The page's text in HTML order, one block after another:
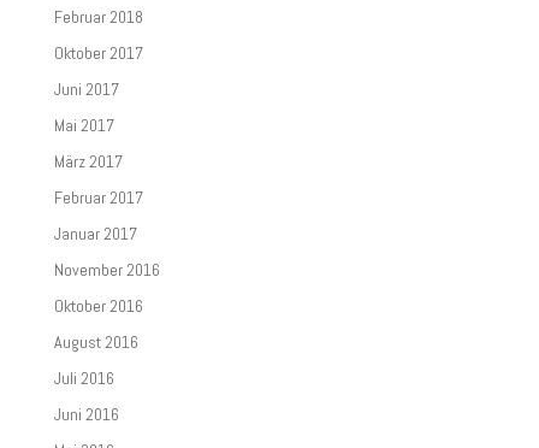
Februar 2018
Oktober 2017
Juni 2017
Mai 2017
März 2017
Februar 2017
Januar 2017
November 2016
Oktober 2016
August 2016
Juli 2016
Juni 2016